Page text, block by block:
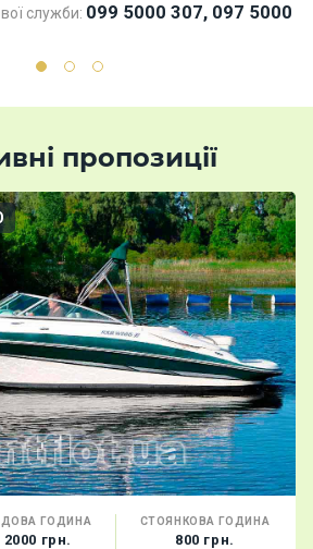
служби: 099 5000 307, 097 5000
пропозиції
ГОДИНА
2000 грн.
СТОЯНКОВА ГОДИНА
800 грн.